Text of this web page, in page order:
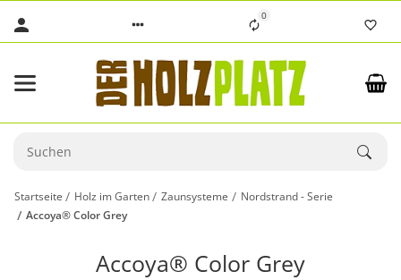
0
Startseite Holz im Garten Zaunsysteme
Nordstrand - Serie
Accoya® Color Grey
Accoya® Color Grey